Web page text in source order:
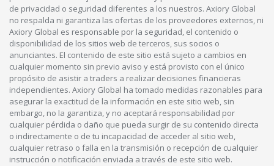
de privacidad o seguridad diferentes a los nuestros. Axiory Global
no respalda ni garantiza las ofertas de los proveedores externos, ni
Axiory Global es responsable por la seguridad, el contenido o
disponibilidad de los sitios web de terceros, sus socios o
anunciantes. El contenido de este sitio está sujeto a cambios en
cualquier momento sin previo aviso y está provisto con el único
propósito de asistir a traders a realizar decisiones financieras
independientes. Axiory Global ha tomado medidas razonables para
asegurar la exactitud de la información en este sitio web, sin
embargo, no la garantiza, y no aceptará responsabilidad por
cualquier pérdida o daño que pueda surgir de su contenido directa
o indirectamente o de tu incapacidad de acceder al sitio web,
cualquier retraso o falla en la transmisión o recepción de cualquier
instrucción o notificación enviada a través de este sitio web.